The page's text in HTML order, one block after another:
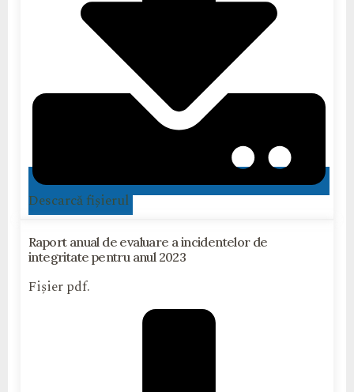
Descarcă fișierul
Raport anual de evaluare a incidentelor de
integritate pentru anul 2023
Fișier pdf.